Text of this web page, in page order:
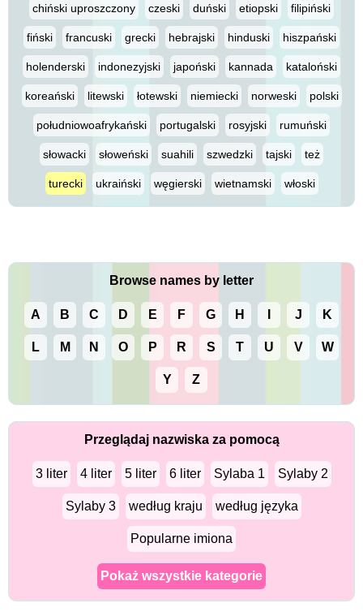
chiński uproszczony czeski duński etiopski filipiński
fiński francuski grecki hebrajski hinduski hiszpański
holenderski indonezyjski japoński kannada kataloński
koreański litewski łotewski niemiecki norweski polski
południowoafrykański portugalski rosyjski rumuński
słowacki słoweński suahili szwedzki tajski też
turecki ukraiński węgierski wietnamski włoski
Browse names by letter
A B C D E F G H J K
L M N O P R S T U V W
Y Z
Przeglądaj nazwiska za pomocą
3 liter 4 liter 5 liter 6 liter Sylaba 1 Sylaby 2
Sylaby 3 według kraju według języka
Popularne imiona
Pokaż wszystkie kategorie